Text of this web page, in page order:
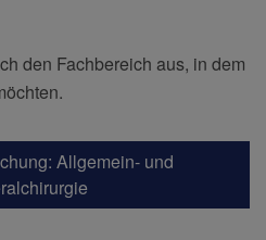
den Fachbereich aus, in dem
Allgemein- und